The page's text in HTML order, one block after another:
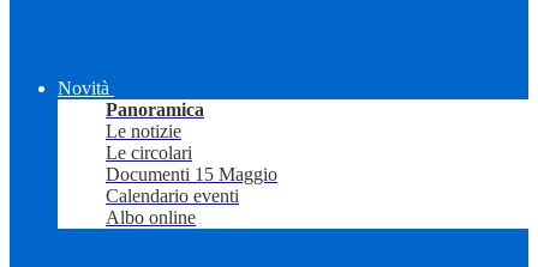
Novità
Panoramica
Le notizie
Le circolari
Documenti 15 Maggio
Calendario eventi
Albo online